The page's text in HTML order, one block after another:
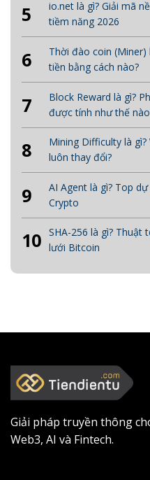
5
io.net là gì? Giải mã
tiềm năng 2026
6
Thời đào coin
tiền bằng cách nào?
7
Block Reward là gì?
được tính như thế
8
Mining Difficulty là
luôn thay đổi?
9
AI Agent là gì? Top
Crypto
10 SHA-256 là gì? Thuật
lưới Bitcoin
Giải pháp truyền thông
Web3, AI và Fintech.